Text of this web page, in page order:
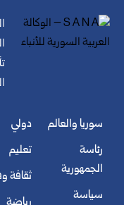
سوريا والعالم
رئاسة
الجمهورية
سياسة
دولي
تعليم
ثقافة